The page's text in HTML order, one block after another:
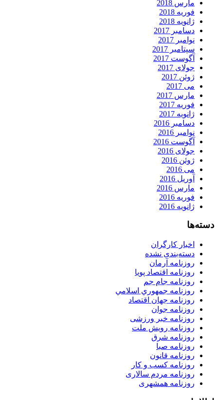
مارس 2018
فوریه 2018
ژانویه 2018
دسامبر 2017
نوامبر 2017
سپتامبر 2017
آگوست 2017
جولای 2017
ژوئن 2017
می 2017
مارس 2017
فوریه 2017
ژانویه 2017
دسامبر 2016
نوامبر 2016
آگوست 2016
جولای 2016
ژوئن 2016
می 2016
آوریل 2016
مارس 2016
فوریه 2016
ژانویه 2016
دسته‌ها
اخبار کارگران
دسته‌بندی نشده
روزنامه آرمان
روزنامه اقتصاد پویا
روزنامه جام جم
روزنامه جمهوري اسلامي
روزنامه جهان اقتصاد
روزنامه جوان
روزنامه خبر ورزشى
روزنامه رویش ملت
روزنامه شرق
روزنامه صبا
روزنامه قانون
روزنامه كسب و كار
روزنامه مردم سالاری
روزنامه همشهری